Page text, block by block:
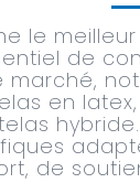
le
de
marché,
en
de